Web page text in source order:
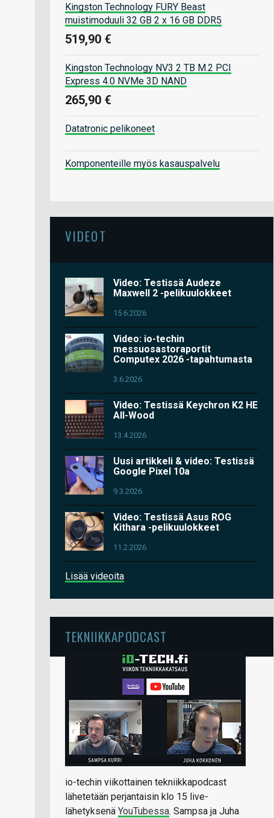
Kingston Technology FURY Beast
muistimoduuli 32 GB 2 x 16 GB DDR5
519,90 €
Kingston Technology NV3 2 TB M.2 PCI
Express 4.0 NVMe 3D NAND
265,90 €
Datatronic pelikoneet
Komponenteille myös kasauspalvelu
VIDEOT
Video: Testissä Audeze
Maxwell 2 -pelikuulokkeet
15.6.2026
Video: io-techin
messuosastoraportit
Computex 2026 -tapahtumasta
3.6.2026
Video: Testissä Keychron K2 HE
All-Wood
13.4.2026
Uusi artikkeli & video: Testissä
Google Pixel 10a
9.3.2026
Video: Testissä Asus ROG
Kithara -pelikuulokkeet
11.2.2026
Lisää videoita
TEKNIIKKAPODCAST
io-techin viikottainen tekniikkapodcast
lähetetään perjantaisin klo 15 live-
lähetyksenä YouTubessa. Sampsa ja Juha